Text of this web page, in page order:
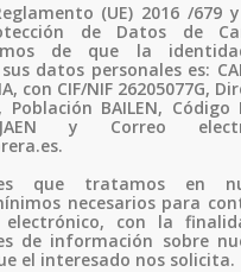
(UE) 2016 /679
de Datos de
de que la
datos personales es:
con CIF/NIF 26205077G,
Población BAILEN, Código
y Correo
que tratamos en
necesarios para
con la
de información sobre
el interesado nos solicita.